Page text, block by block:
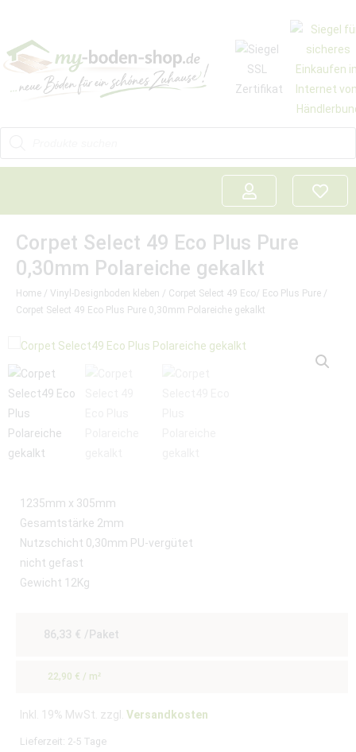
Corpet Select 49 Eco Plus Pure
0,30mm Polareiche gekalkt
Home / Vinyl-Designboden kleben / Corpet Select 49 Eco/ Eco Plus Pure /
Corpet Select 49 Eco Plus Pure 0,30mm Polareiche gekalkt
1235mm x 305mm
Gesamtstärke 2mm
Nutzschicht 0,30mm PU-vergütet
nicht gefast
Gewicht 12Kg
86,33 € /Paket
22,90 € / m²
Inkl. 19% MwSt. zzgl. Versandkosten
Lieferzeit: 2-5 Tage